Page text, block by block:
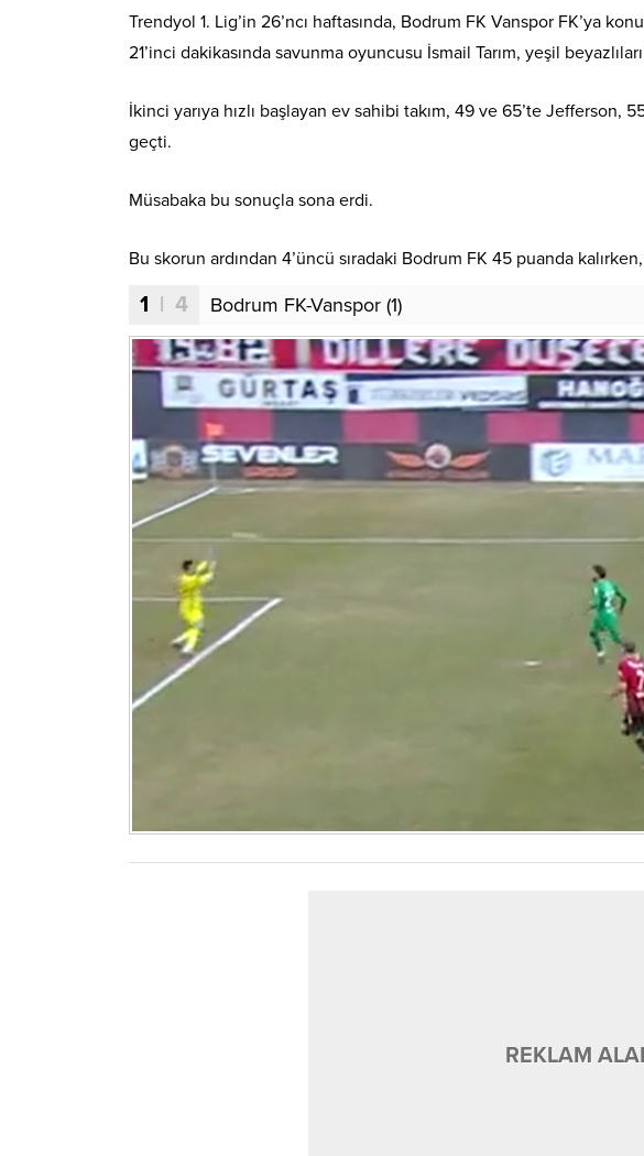
Trendyol 1. Lig’in 26’ncı haftasında, Bodrum FK Vanspor FK’ya
21’inci dakikasında savunma oyuncusu İsmail Tarım, yeşil
İkinci yarıya hızlı başlayan ev sahibi takım, 49 ve 65’te Jefferson,
geçti.
Müsabaka bu sonuçla sona erdi.
Bu skorun ardından 4’üncü sıradaki Bodrum FK 45 puanda
1 | 4 Bodrum FK-Vanspor (1)
REKLAM